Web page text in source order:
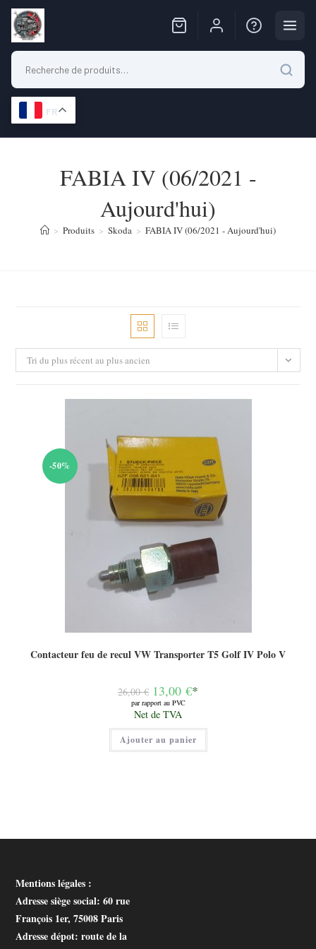
FR
FABIA IV (06/2021 -
Aujourd'hui)
> Produits > Skoda > FABIA IV (06/2021 - Aujourd'hui)
Tri du plus récent au plus ancien
-50%
Contacteur feu de recul VW Transporter T5 Golf IV Polo V
26,00€ Le
prix
initial
était :
26,00 €.
13,00 €*
par rapport au PVC
Le
prix
actuel
est :
13,00 €.
Net de TVA
Ajouter au panier
Mentions légales :
Adresse siège social: 60 rue
François 1er, 75008 Paris
Adresse dépot: route de la